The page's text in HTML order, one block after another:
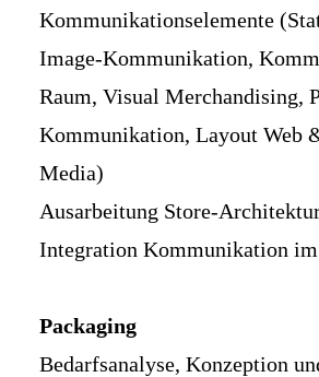
Kommunikationselemente
Image-Kommunikation,
Raum, Visual Merchandising,
Kommunikation, Layout Web
Media)
Ausarbeitung Store-
Integration Kommunikation im
Packaging
Bedarfsanalyse, Konzeption